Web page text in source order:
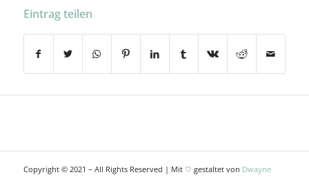
Eintrag teilen
Copyright © 2021 – All Rights Reserved | Mit ♡ gestaltet von Dwayne